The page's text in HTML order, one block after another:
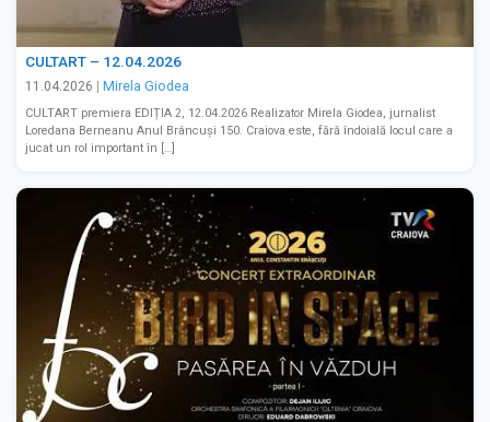
CULTART – 12.04.2026
11.04.2026 Mirela Giodea
CULTART premiera EDIȚIA 2, 12.04.2026 Realizator Mirela Giodea, jurnalist
Loredana Berneanu Anul Brâncuși 150. Craiova este, fără îndoială locul care a
jucat un rol important în […]